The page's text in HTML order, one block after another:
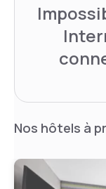
Nos hôtels à